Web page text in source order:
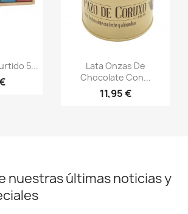
5... Vista rápida
Lata Onzas De
Chocolate Con...
11,95 €
nuestras últimas noticias y